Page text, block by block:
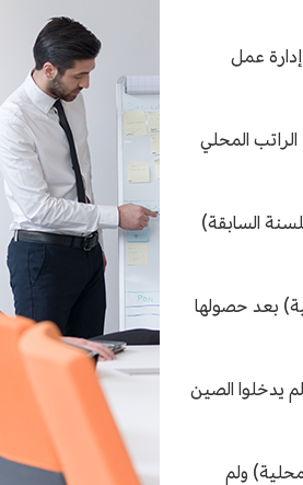
عمل
المحلي
السابقة)
الأجنبية (الحاصلين على أكثر من 85 نقطة ائتمانية) بعد حصولها
الحاصلين على أكثر من 85 نقطة ائتمانية) ولم يدخلوا الصين
ولم